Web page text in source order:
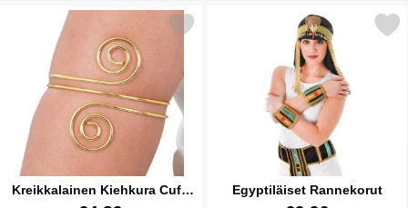
Kreikkalainen Kiehkura Cuff-
kreikkalainen Kiehkura Cuff-rannekoru Kultainen suosikiksi
Egyptiläiset Rannekorut
Merkitse egyptiläiset